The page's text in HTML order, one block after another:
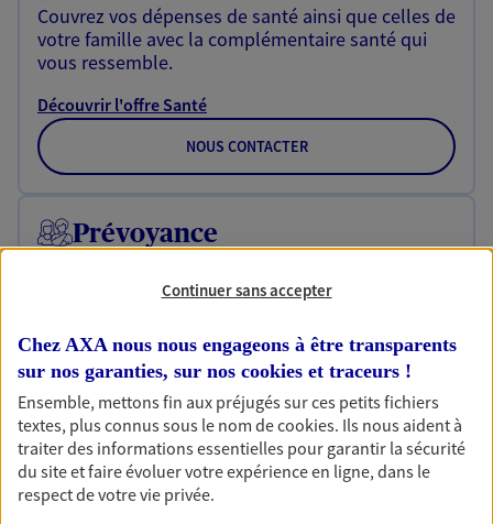
Couvrez vos dépenses de santé ainsi que celles de
votre famille avec la complémentaire santé qui
vous ressemble.
Découvrir l'offre Santé
NOUS CONTACTER
Prévoyance
contrat prévoyance. Préservez vos proches en cas
garanties incapacité temporaire totale de travail,
invalidité ou de décès.
Découvrir l'offre Prévoyance
NOUS CONTACTER
Continuer sans accepter
Chez AXA nous nous engageons à être transparents
sur nos garanties, sur nos cookies et traceurs !
Ensemble, mettons fin aux préjugés sur ces petits fichiers
textes, plus connus sous le nom decookies. Ils nous aident à
traiter des informations essentielles pour garantir la sécurité
du site et faire évoluer votre expérience en ligne, dans le
respect de votre vie privée.